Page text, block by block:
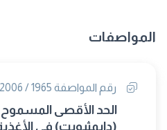
المواصفات
رقم المواصفة 1965 / 2006
الحد الأقصى المسموح
(دايمثيويت) فى